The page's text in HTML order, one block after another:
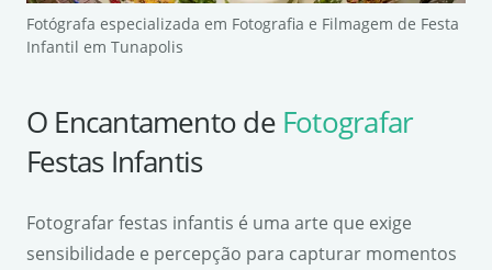
Fotógrafa especializada em Fotografia e Filmagem de Festa
Infantil em Tunapolis
O Encantamento de Fotografar
Festas Infantis
Fotografar festas infantis é uma arte que exige
sensibilidade e percepção para capturar momentos